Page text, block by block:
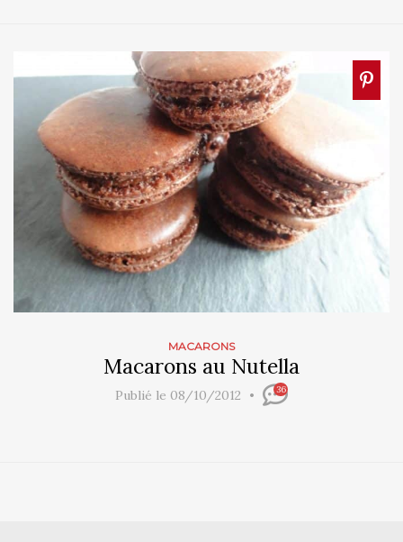
MACARONS
Macarons au Nutella
Publié le 08/10/2012 36